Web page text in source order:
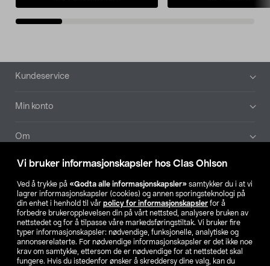
Vi bruker informasjonskapsler hos Clas Ohlson
Ved å trykke på «Godta alle informasjonskapsler» samtykker du i at vi
lagrer informasjonskapsler (cookies) og annen sporingsteknologi på
din enhet i henhold til vår policy for informasjonskapsler for å
forbedre brukeropplevelsen din på vårt nettsted, analysere bruken av
nettstedet og for å tilpasse våre markedsføringstiltak. Vi bruker fire
typer informasjonskapsler: nødvendige, funksjonelle, analytiske og
annonserelaterte. For nødvendige informasjonskapsler er det ikke noe
krav om samtykke, ettersom de er nødvendige for at nettstedet skal
fungere. Hvis du istedenfor ønsker å skreddersy dine valg, kan du
Bunntekst
Kundeservice
Min konto
Om
Aktuelt
Våre selskaper
Finn din butikk
SE NO FI